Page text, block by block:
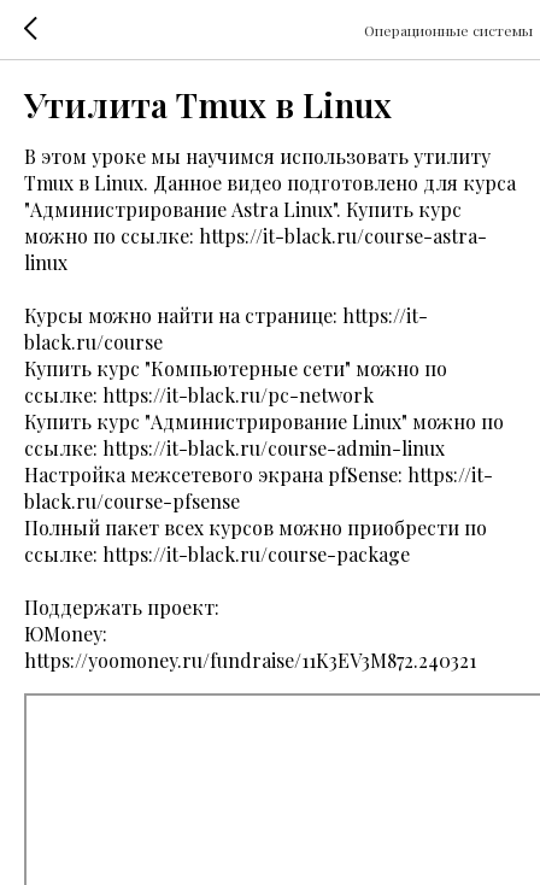
Операционные системы
Утилита Tmux в Linux
В этом уроке мы научимся использовать утилиту
Tmux в Linux. Данное видео подготовлено для курса
"Администрирование Astra Linux". Купить курс
можно по ссылке: https://it-black.ru/course-astra-
linux
Курсы можно найти на странице: https://it-
black.ru/course
Купить курс "Компьютерные сети" можно по
ссылке: https://it-black.ru/pc-network
Купить курс "Администрирование Linux" можно по
ссылке: https://it-black.ru/course-admin-linux
Настройка межсетевого экрана pfSense: https://it-
black.ru/course-pfsense
Полный пакет всех курсов можно приобрести по
ссылке: https://it-black.ru/course-package
Поддержать проект:
ЮMoney:
https://yoomoney.ru/fundraise/11K3EV3M872.240321